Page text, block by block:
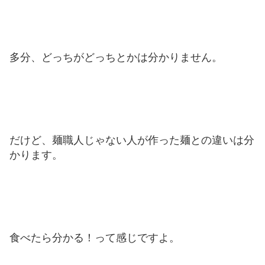
多分、どっちがどっちとかは分かりません。
だけど、麺職人じゃない人が作った麺との違いは分
かります。
食べたら分かる！って感じですよ。